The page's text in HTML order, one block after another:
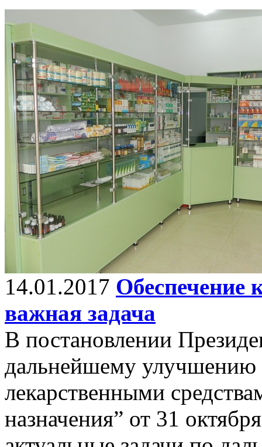
14.01.2017 Обеспечение
важная задача
В постановлении
дальнейшему улучшению
лекарственными
назначения” от 31